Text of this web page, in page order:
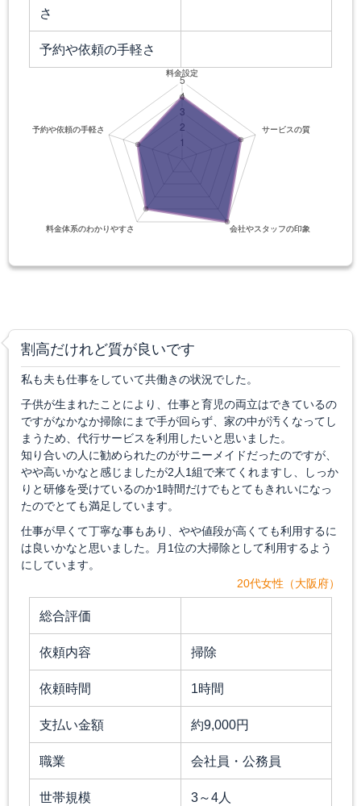
さ
予約や依頼の手軽さ
割高だけれど質が良いです
私も夫も仕事をしていて共働きの状況でした。
子供が生まれたことにより、仕事と育児の両立はできているの
ですがなかなか掃除にまで手が回らず、家の中が汚くなってし
まうため、代行サービスを利用したいと思いました。
知り合いの人に勧められたのがサニーメイドだったのですが、
やや高いかなと感じましたが2人1組で来てくれますし、しっか
りと研修を受けているのか1時間だけでもとてもきれいになっ
たのでとても満足しています。
仕事が早くて丁寧な事もあり、やや値段が高くても利用するに
は良いかなと思いました。月1位の大掃除として利用するよう
にしています。
20代女性（大阪府）
総合評価
依頼内容 掃除
依頼時間 1時間
支払い金額 約9,000円
職業 会社員・公務員
世帯規模 3～4人